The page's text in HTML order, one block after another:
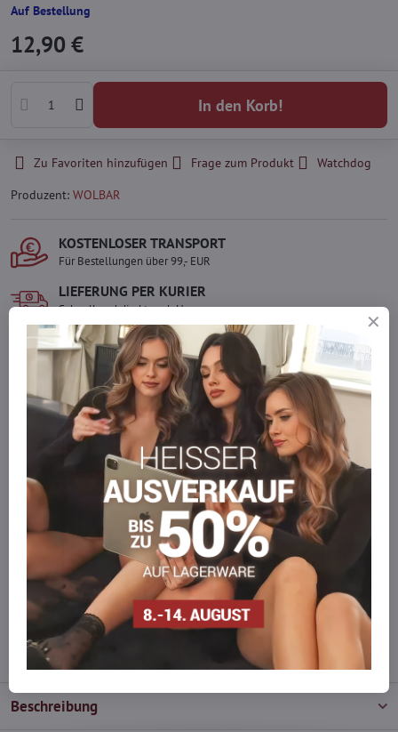
Auf Bestellung
12,90 €
In den Korb!
Zu Favoriten hinzufügen Frage zum Produkt
Watchdog
Produzent: WOLBAR
KOSTENLOSER TRANSPORT
Für Bestellungen über 99,- EUR
LIEFERUNG PER KURIER
Schnell und direkt nach Hause.
SICHERE ZAHLUNGEN
Gesicherte Online-Zahlungen
Ware auf Lager
Wir versenden sofort
Werden Sie Teil von everlady
Werden Sie Teil von everlady und genießen Sie einen 5 %
Mitgliedervorteilbei jedem Einkauf.
Der Vorteil wird automatisch im Warenkorb angewendet.
Möchten Sie mehr bestellen, als wir
auf Lager haben?
Zögern Sie nicht, uns zu kontaktieren, wir füllen die Ware für Sie
wieder auf!
info​@everlady​.eu
Beschreibung